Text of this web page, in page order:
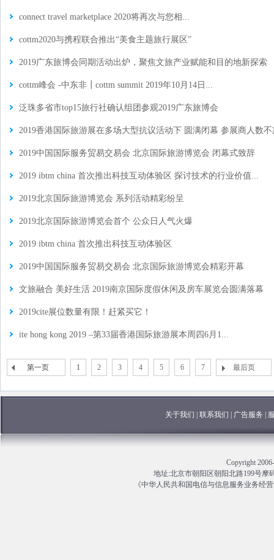
connect travel marketplace 2020将再次与您相...
cottm2020与携程联合推出“美食主题旅行展区”
2019广东旅博会同期活动出炉，聚焦文旅产业赋能和目的地新探索
cottm峰会 -中东非┃cottm summit 2019年10月14日...
泛珠多省市top15旅行社确认组团参观2019广东旅博会
2019香港国际旅游展在多场大型抗议活动下 圆满闭幕 参展商人数
2019中国国际服务贸易交易会 北京国际旅游博览会 闭幕式致辞
2019 ibtm china 首次推出科技互动体验区 探讨技术的行业价值...
2019北京国际旅游博览会 系列活动精彩纷呈
2019北京国际旅游博览会首个 公众日人气火爆
2019 ibtm china 首次推出科技互动体验区
2019中国国际服务贸易交易会 北京国际旅游博览会精彩开幕
文旅融合 美好生活 2019南京国际度假休闲及房车展览会圆满落幕
2019cite展位数量有限！赶紧买它！
ite hong kong 2019 –第33届香港国际旅游展本周四6月1...
第一页 1 2 3 4 5 6 7 最后页
关于我们 联系我们 广告服务
Copyright
地址:北京市朝阳区朝阳北路199号摩
《中华人民共和国电信与信息服务业务经